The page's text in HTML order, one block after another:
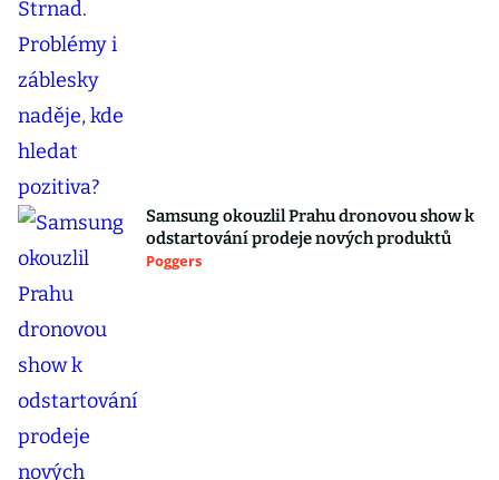
Samsung okouzlil Prahu dronovou show k
odstartování prodeje nových produktů
Poggers